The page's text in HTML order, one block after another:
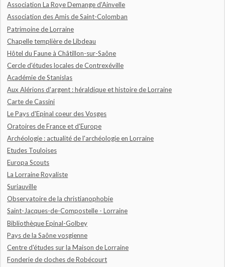
Association La Roye Demange d'Ainvelle
Association des Amis de Saint-Colomban
Patrimoine de Lorraine
Chapelle templière de Libdeau
Hôtel du Faune à Châtillon-sur-Saône
Cercle d'études locales de Contrexéville
Académie de Stanislas
Aux Alérions d'argent : héraldique et histoire de Lorraine
Carte de Cassini
Le Pays d'Epinal coeur des Vosges
Oratoires de France et d'Europe
Archéologie : actualité de l'archéologie en Lorraine
Etudes Touloises
Europa Scouts
La Lorraine Royaliste
Suriauville
Observatoire de la christianophobie
Saint-Jacques-de-Compostelle - Lorraine
Bibliothèque Epinal-Golbey
Pays de la Saône vosgienne
Centre d'études sur la Maison de Lorraine
Fonderie de cloches de Robécourt